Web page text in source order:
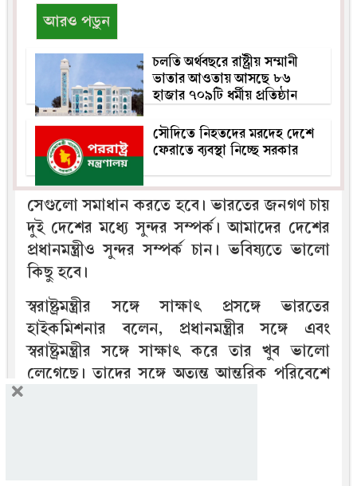
আরও পড়ুন
চলতি অর্থবছরে রাষ্ট্রীয় সম্মানী
ভাতার আওতায় আসছে ৮৬
হাজার ৭০৯টি ধর্মীয় প্রতিষ্ঠান
সৌদিতে নিহতদের মরদেহ দেশে
ফেরাতে ব্যবস্থা নিচ্ছে সরকার
সেগুলো সমাধান করতে হবে। ভারতের জনগণ চায়
দুই দেশের মধ্যে সুন্দর সম্পর্ক। আমাদের দেশের
প্রধানমন্ত্রীও সুন্দর সম্পর্ক চান। ভবিষ্যতে ভালো
কিছু হবে।
স্বরাষ্ট্রমন্ত্রীর সঙ্গে সাক্ষাৎ প্রসঙ্গে ভারতের
হাইকমিশনার বলেন, প্রধানমন্ত্রীর সঙ্গে এবং
স্বরাষ্ট্রমন্ত্রীর সঙ্গে সাক্ষাৎ করে তার খুব ভালো
লেগেছে। তাদের সঙ্গে অত্যন্ত আন্তরিক পরিবেশে